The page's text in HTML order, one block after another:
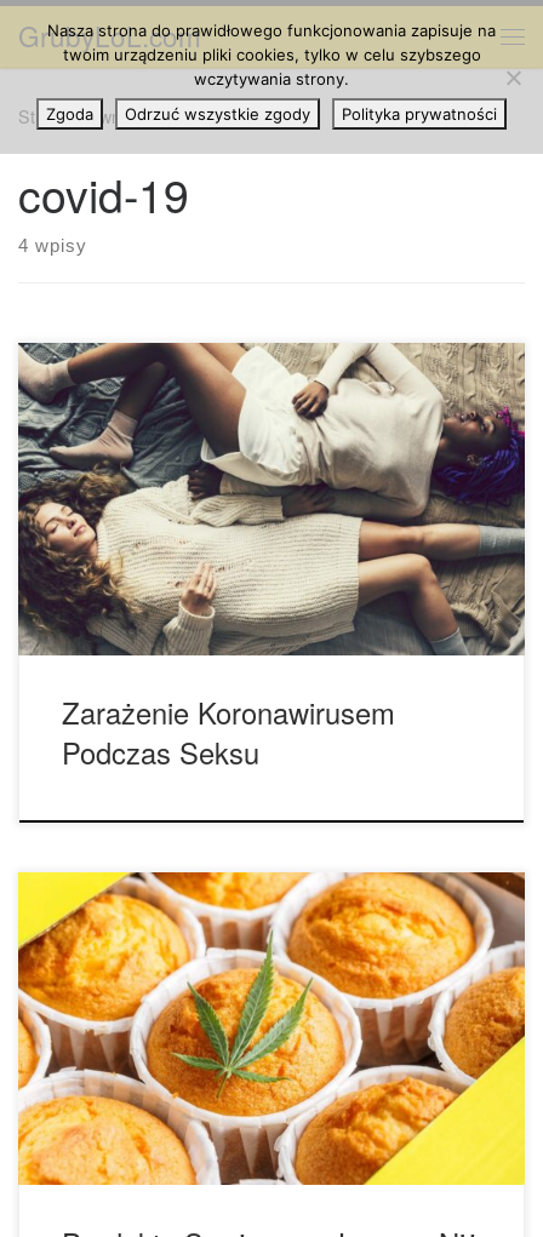
Przejdź do treści
GrubyLoL.com
Strona główna » covid-19
covid-19
4 wpisy
Czy można zarazić się koronawirusem podczas seksu?
Dane z Chin mówią, że ślady wirusa COVID-19 znaleziono
w nasieniu niektórych mężczyzn. Mimo to eksperci nie są
zbytnio zaniepokojeni tym faktem. COVID-19 to nowy
koronawirus, który jest szeroko rozpowszechniony i wciąż
niezrozumiany, co czyni go idealnym przepisem na panikę.
Co kilka tygodni […]
Zarażenie Koronawirusem
Podczas Seksu
Produkty spożywcze z cannabis lepsze niż palenie
marihuany podczas pandemii nowego koronawirusa COVID-
19. COVID-19 stało się globalnym problemem i wszyscy
chcemy wiedzieć, co robić lepiej, aby zwiększyć nasze
szanse na zachowanie zdrowia i bezpieczeństwa. Do tej
pory większość z nas wie, że powinniśmy myć ręce przez co
najmniej 20 sekund […]
Nasza strona do prawidłowego funkcjonowania zapisuje na
twoim urządzeniu pliki cookies, tylko w celu szybszego
wczytywania strony.
Zgoda
Odrzuć wszystkie zgody Polityka prywatności